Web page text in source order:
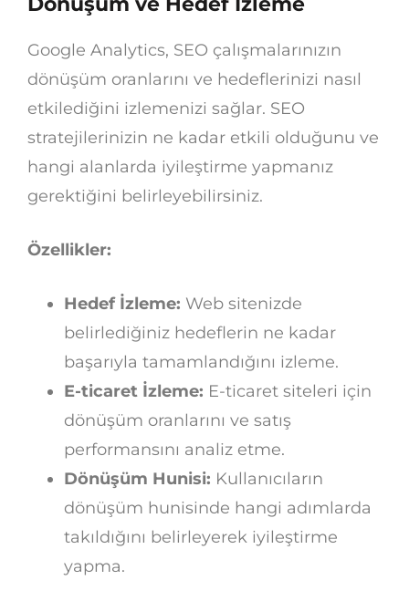
Google Analytics, SEO çalışmalarınızın
dönüşüm oranlarını ve hedeflerinizi nasıl
etkilediğini izlemenizi sağlar. SEO
stratejilerinizin ne kadar etkili olduğunu ve
hangi alanlarda iyileştirme yapmanız
gerektiğini belirleyebilirsiniz.
Özellikler:
Hedef İzleme: Web sitenizde
belirlediğiniz hedeflerin ne kadar
başarıyla tamamlandığını izleme.
E-ticaret İzleme: E-ticaret siteleri için
dönüşüm oranlarını ve satış
performansını analiz etme.
Dönüşüm Hunisi: Kullanıcıların
dönüşüm hunisinde hangi adımlarda
takıldığını belirleyerek iyileştirme
yapma.